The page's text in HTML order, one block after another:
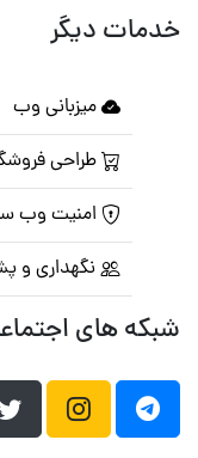
خدمات دیگر
میزبانی وب
طراحی
امنیت وب
نگهداری و
شبکه های